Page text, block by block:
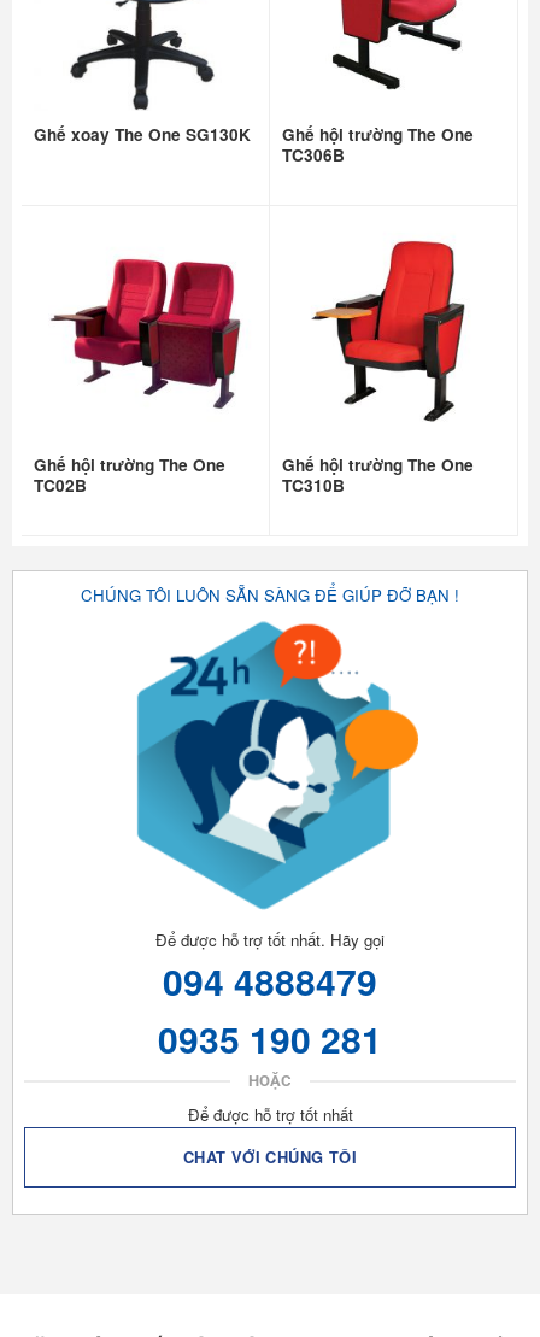
Ghế xoay The One SG130K
Ghế hội trường The One
TC306B
Ghế hội trường The One
TC02B
Ghế hội trường The One
TC310B
CHÚNG TÔI LUÔN SẴN SÀNG ĐỂ GIÚP ĐỠ BẠN !
Để được hỗ trợ tốt nhất. Hãy gọi
094 4888479
0935 190 281
HOẶC
Để được hỗ trợ tốt nhất
CHAT VỚI CHÚNG TÔI